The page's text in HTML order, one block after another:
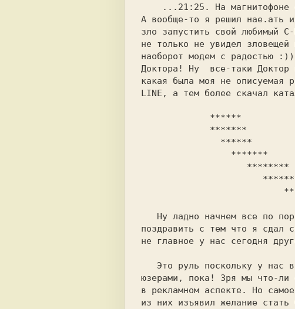
А вообще-то я решил нае.ать
зло запустить свой любимый
не только не увидел зловещей
наоборот модем с радостью
Доктора! Ну  все-таки
какая была моя не описуемая
LINE, а тем более скачал
поздравить с тем что я сдал
не главное у нас сегодня
юзерами, пока! Зря мы что-ли
в рекламном аспекте. Но
из них изъявил желание